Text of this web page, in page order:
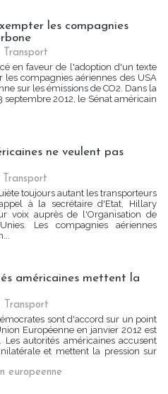
les compagnies
Transport
en faveur de l'adoption d'un texte
compagnies aériennes des USA
sur les émissions de CO2. Dans la
2012, le Sénat américain
ne veulent pas
Transport
toujours autant les transporteurs
à la secrétaire d'Etat, Hillary
voix auprès de l'Organisation de
Les compagnies aériennes
américaines mettent la
Transport
sont d'accord sur un point
Européenne en janvier 2012 est
autorités américaines accusent
et mettent la pression sur
europeenne